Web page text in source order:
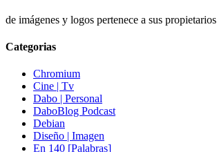
de imágenes y logos pertenece a sus propietarios
Categorias
Chromium
Cine | Tv
Dabo | Personal
DaboBlog Podcast
Debian
Diseño | Imagen
En 140 [Palabras]